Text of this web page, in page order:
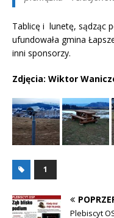
Tablicę i lunetę, sądząc
ufundowała gmina
inni sponsorzy.
Zdjęcia: Wiktor
1
Plebiscyt